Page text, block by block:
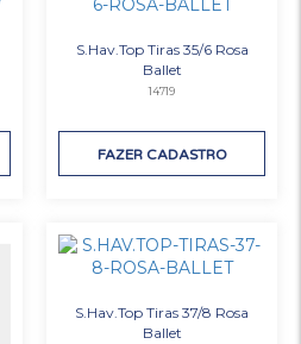
S.Hav.Top Tiras 35/6 Rosa
Ballet
14719
FAZER CADASTRO
S.Hav.Top Tiras 37/8 Rosa
Ballet